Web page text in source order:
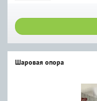
Шаровая опора